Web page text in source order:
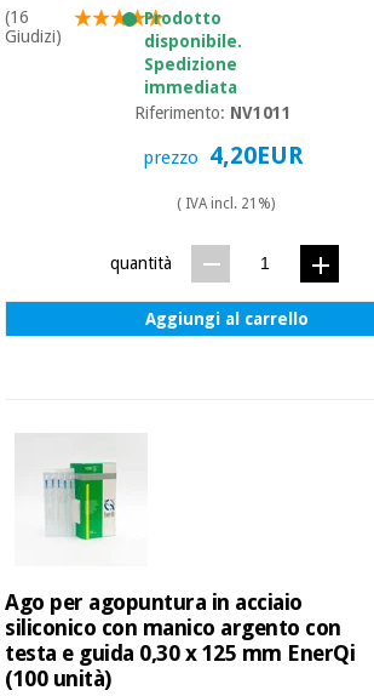
(16
Giudizi)
Prodotto
disponibile.
Spedizione
immediata
Riferimento: NV1011
prezzo 4,20EUR
( IVA incl. 21%)
quantità
Aggiungi al carrello
Ago per agopuntura in acciaio
siliconico con manico argento con
testa e guida 0,30 x 125 mm EnerQi
(100 unità)